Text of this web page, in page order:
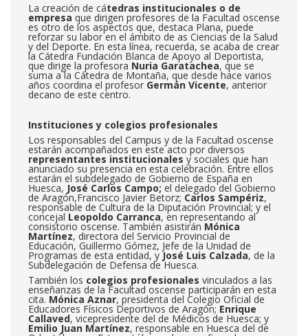
La creación de cátedras institucionales o de
empresa que dirigen profesores de la Facultad oscense
es otro de los aspectos que, destaca Plana, puede
reforzar su labor en el ámbito de as Ciencias de la Salud
y del Deporte. En esta línea, recuerda, se acaba de crear
la Cátedra Fundación Blanca de Apoyo al Deportista,
que dirige la profesora Nuria Garatachea, que se
suma a la Cátedra de Montaña, que desde hace varios
años coordina el profesor Germán Vicente, anterior
decano de este centro.
Instituciones y colegios profesionales
Los responsables del Campus y de la Facultad oscense
estarán acompañados en este acto por diversos
representantes institucionales y sociales que han
anunciado su presencia en esta celebración. Entre ellos
estarán el subdelegado de Gobierno de España en
Huesca, José Carlos Campo; el delegado del Gobierno
de Aragón,Francisco Javier Betorz; Carlos Sampériz,
responsable de Cultura de la Diputación Provincial; y el
concejal Leopoldo Carranca, en representando al
consistorio oscense. También asistirán Mónica
Martínez, directora del Servicio Provincial de
Educación, Guillermo Gómez, Jefe de la Unidad de
Programas de esta entidad, yJosé Luis Calzada, de la
Subdelegación de Defensa de Huesca.
También los colegios profesionales vinculados a las
enseñanzas de la Facultad oscense participarán en esta
cita. Mónica Aznar, presidenta del Colegio Oficial de
Educadores Físicos Deportivos de Aragón; Enrique
Callaved, vicepresidente del de Médicos de Huesca; y
Emilio Juan Martínez, responsable en Huesca del de